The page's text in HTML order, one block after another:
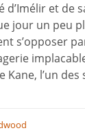
d’Imélir et de
jour un peu
s’opposer
Kane, l’un des